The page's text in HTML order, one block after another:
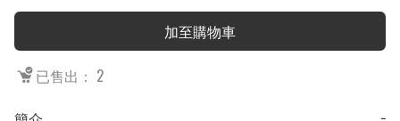
加至購物車
已售出： 2